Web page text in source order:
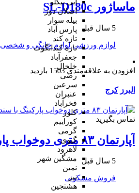
آبی بیگلو
اصلان دوز
بیله سوار
پارس آباد
تازه کند
تازه کندانگوت
جعفرآباد
خلخال
رضی
سرعین
عنبران
فخرآباد
کلور
کوراییم
گرمی
گیوی
لاهرود
مشگین شهر
نمین
نیر
هشتجین
ماساژور SL-D180c
5 سال قبل
لوازم ورزشی لوازم خانگی و شخصی
افزودن به علاقه‌مندی 1503 بازدید
البرز کرج
تماس بگیرید
آپارتمان ۸۳ متری دوخواب پارکینگ با سند
5 سال قبل
فروش مسکونی